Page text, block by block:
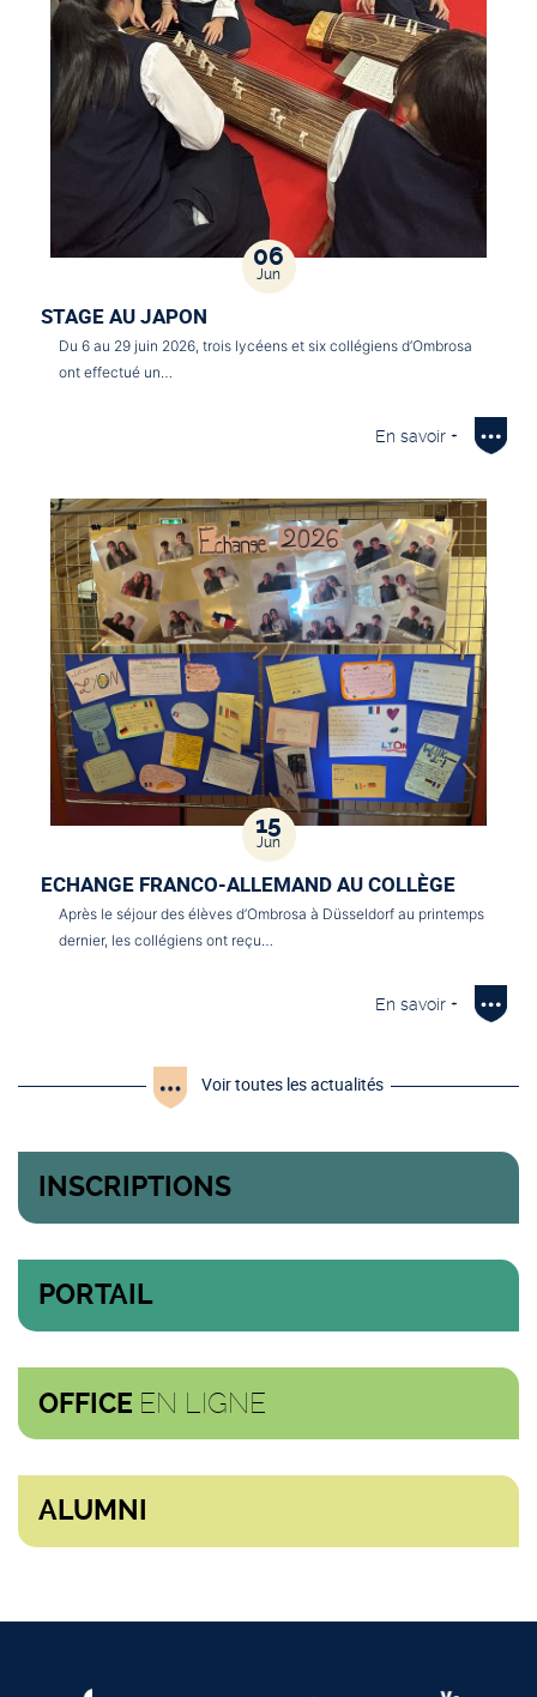
06
Jun
STAGE AU JAPON
Du 6 au 29 juin 2026, trois lycéens et six collégiens d’Ombrosa
ont effectué un…
En savoir +
15
Jun
ECHANGE FRANCO-ALLEMAND AU COLLÈGE
Après le séjour des élèves d’Ombrosa à Düsseldorf au printemps
dernier, les collégiens ont reçu…
En savoir +
Voir toutes les actualités
INSCRIPTIONS
PORTAIL
OFFICE EN LIGNE
ALUMNI